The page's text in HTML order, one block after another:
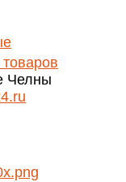
Челны